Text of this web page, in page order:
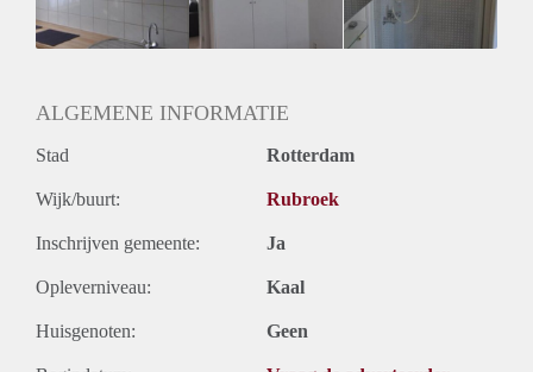
ALGEMENE INFORMATIE
Stad Rotterdam
Wijk/buurt: Rubroek
Inschrijven gemeente: Ja
Opleverniveau: Kaal
Huisgenoten: Geen